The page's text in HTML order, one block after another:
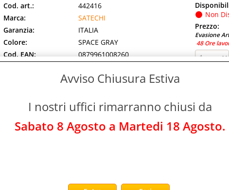
Cod. art.:
442416
Marca:
SATECHI
Garanzia:
ITALIA
Colore:
SPACE GRAY
Cod. EAN:
0879961008260
Satechi M1. Fattore di forma: Ambidestro. Tecnologia di
Non
Prezzo:
Evasione
48 Ore
SD CON MORSETTI PER ATTACCO iMAC IN ALLUMINIO
Avviso Chiusura Estiva
I nostri uffici rimarranno chiusi da
Sabato 8 Agosto a Martedi 18 Agosto.